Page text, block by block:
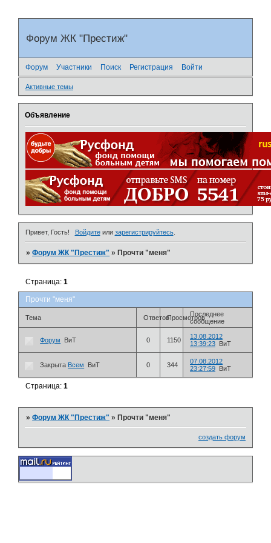
Форум ЖК "Престиж"
Форум Участники Поиск Регистрация Войти
Активные темы
Объявление
Привет, Гость! Войдитеили зарегистрируйтесь.
»Форум ЖК "Престиж" » Прочти "меня"
Прочти "меня"
Страница:1
Тема ОтветовПросмотровПоследнее
сообщение
Форум ВиТ 0 1150
13.08.2012
13:39:23 ВиТ
Закрыта Всем ВиТ 0 344
07.08.2012
23:27:59 ВиТ
Страница:1
»Форум ЖК "Престиж" » Прочти "меня"
создать форум